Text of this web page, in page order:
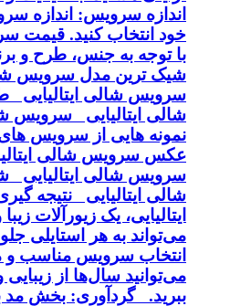
اندازه سرویس: اندازه
خود انتخاب کنید. قیمت
با توجه به جنس، طرح و
شیک ترین مدل سرویس
سرویس شالی
شالی ایتالیایی سرویس
نمونه هایی از سرویس
عکس سرویس شالی
سرویس شالی
شالی ایتالیایی نتیجه
ایتالیایی، یک زیورآلات
می‌تواند به هر استایلی
انتخاب سرویس مناسب و
می‌توانید سال‌ها از
ببرید. گردآوری: بخش مد